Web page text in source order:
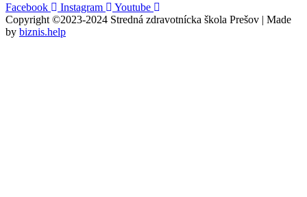
Facebook Instagram
Youtube
Copyright ©2023-2024 Stredná zdravotnícka škola Prešov | Made
by biznis.help